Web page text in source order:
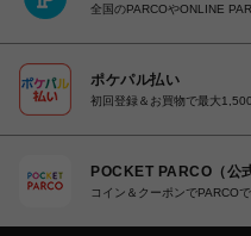
全国のPARCOやONLINE
ポケパル払い
初回登録＆お買物で最大
POCKET PARCO（公
コイン＆クーポンでPARCO